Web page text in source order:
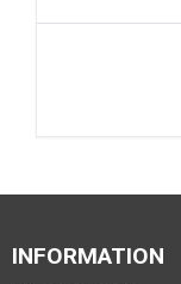
INFORMATION